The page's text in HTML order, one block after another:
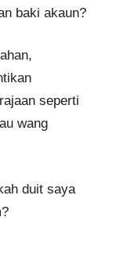
baki akaun?
seperti
wang
duit saya